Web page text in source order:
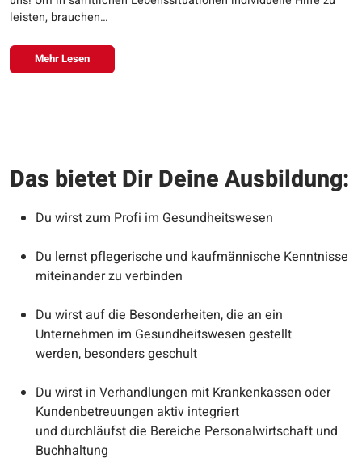
leisten, brauchen…
Mehr Lesen
Das bietet Dir Deine Ausbildung:
Du wirst zum Profi im Gesundheitswesen
Du lernst pflegerische und kaufmännische Kenntnisse
miteinander zu verbinden
Du wirst auf die Besonderheiten, die an ein
Unternehmen im Gesundheitswesen gestellt
werden, besonders geschult
Du wirst in Verhandlungen mit Krankenkassen oder
Kundenbetreuungen aktiv integriert
und durchläufst die Bereiche Personalwirtschaft und
Buchhaltung